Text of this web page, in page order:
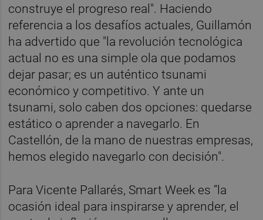
construye el progreso real". Haciendo
referencia a los desafíos actuales, Guillamón
ha advertido que "la revolución tecnológica
actual no es una simple ola que podamos
dejar pasar; es un auténtico tsunami
económico y competitivo. Y ante un
tsunami, solo caben dos opciones: quedarse
estático o aprender a navegarlo. En
Castellón, de la mano de nuestras empresas,
hemos elegido navegarlo con decisión".
Para Vicente Pallarés, Smart Week es “la
ocasión ideal para inspirarse y aprender, el